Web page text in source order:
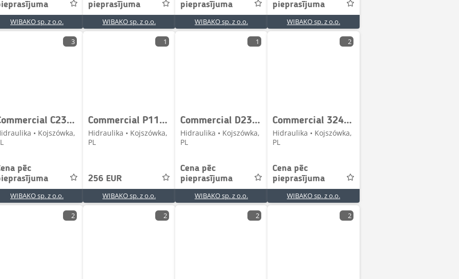
WIBAKO sp. z o.o.
pieprasījuma
WIBAKO sp. z o.o.
pieprasījuma
WIBAKO sp. z o.o.
pieprasījuma
WIBAKO sp. z o.o.
3
Commercial C230150 L0747300 Hydraulic pump / Hydraulikpumpe /
• Kojszówka,
pēc
WIBAKO sp. z o.o.
1
Commercial P11A293NEAB14-96 203329110 Gear pump / Zahnpumpe /
Hidraulika • Kojszówka,
PL
256 EUR
WIBAKO sp. z o.o.
1
Commercial D230-32 657735C91 Hydraulic pump / Hydraulikpumpe
Hidraulika • Kojszówka,
PL
Cena pēc
pieprasījuma
WIBAKO sp. z o.o.
2
Commercial 3249120095 LO67/6071 Hydraulic pump / Hydraulikpum
Hidraulika • Kojszówka,
PL
Cena pēc
pieprasījuma
WIBAKO sp. z o.o.
2 2 2 2